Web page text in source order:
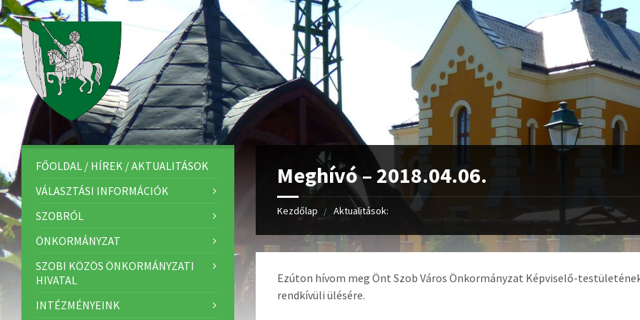
Meghívó – 2018.04.06.
Kezdőlap Aktualitások:
Ezúton hívom meg Önt Szob Város Önkormányzat Képviselő-
rendkívüli ülésére.
FŐOLDAL / HÍREK / AKTUALITÁSOK
VÁLASZTÁSI INFORMÁCIÓK
SZOBRÓL
ÖNKORMÁNYZAT
SZOBI KÖZÖS ÖNKORMÁNYZATI
HIVATAL
INTÉZMÉNYEINK